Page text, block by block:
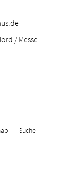
/ Messe.
Suche